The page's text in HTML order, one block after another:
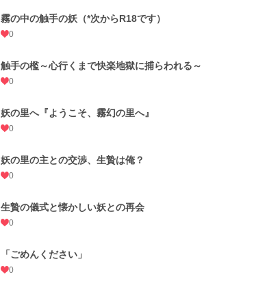
霧の中の触手の妖（*次からR18です）
0
触手の檻～心行くまで快楽地獄に捕らわれる～
0
妖の里へ『ようこそ、霧幻の里へ』
0
妖の里の主との交渉、生贄は俺？
0
生贄の儀式と懐かしい妖との再会
0
「ごめんください」
0